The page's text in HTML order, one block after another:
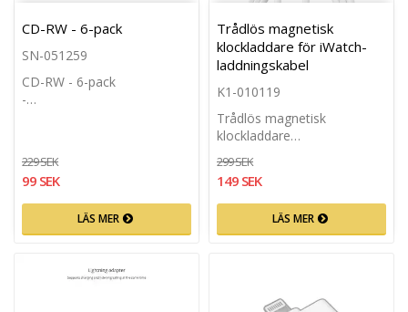
Lägg till i favoritlistan
CD-RW - 6-pack
SN-051259
CD-RW - 6-pack
-…
229 SEK
99 SEK
LÄS MER
Trådlös magnetisk
klockladdare för iWatch-
laddningskabel
K1-010119
Trådlös magnetisk
klockladdare…
299 SEK
149 SEK
LÄS MER